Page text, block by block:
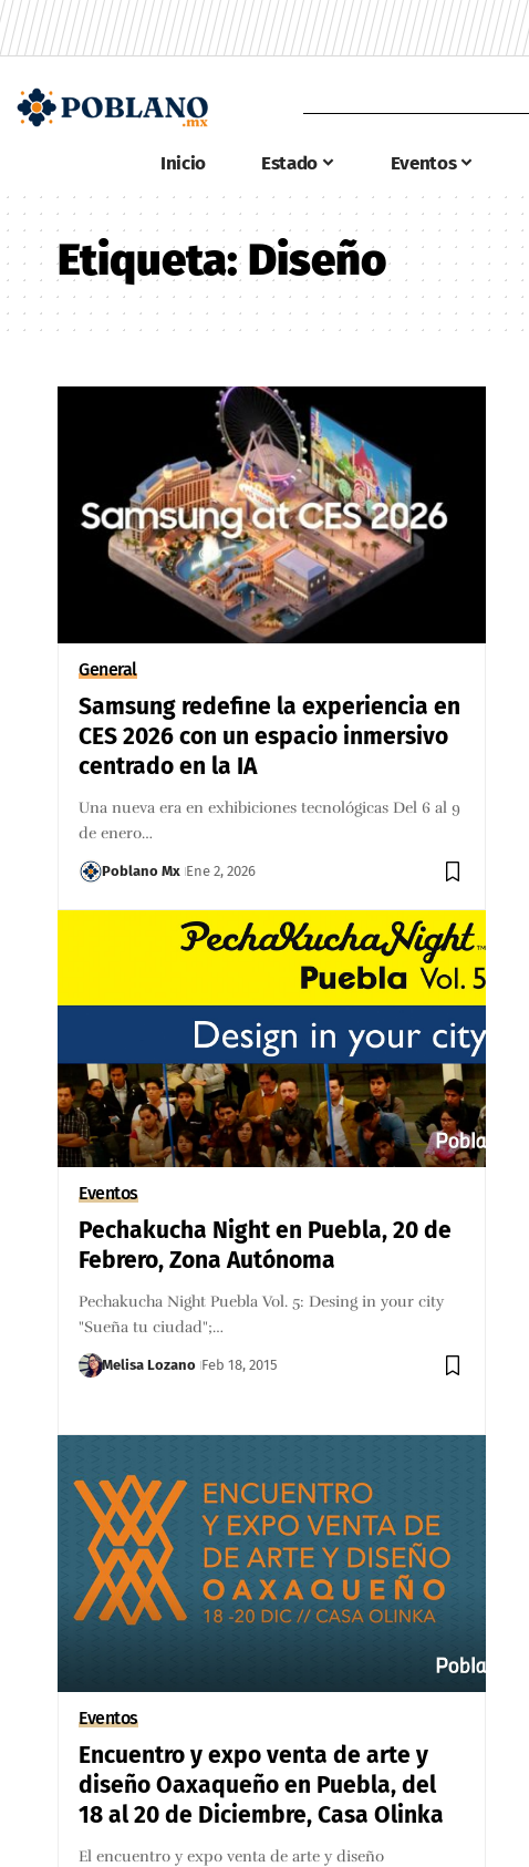
Inicio Estado Eventos
Etiqueta:Diseño
General
Samsung redefine la experiencia en
CES 2026 con un espacio inmersivo
centrado en la IA
Una nueva era en exhibiciones tecnológicas Del 6 al 9
de enero…
Poblano Mx Ene 2, 2026
Eventos
Pechakucha Night en Puebla, 20 de
Febrero, Zona Autónoma
Pechakucha Night Puebla Vol. 5: Desing in your city
"Sueña tu ciudad";…
Melisa Lozano Feb 18, 2015
Eventos
Encuentro y expo venta de arte y
diseño Oaxaqueño en Puebla, del
18 al 20 de Diciembre, Casa Olinka
El encuentro y expo venta de arte y diseño